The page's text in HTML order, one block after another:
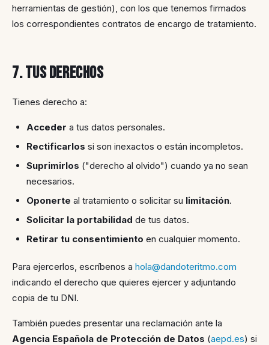
herramientas de gestión), con los que tenemos firmados
los correspondientes contratos de encargo de tratamiento.
7. Tus derechos
Tienes derecho a:
Acceder a tus datos personales.
Rectificarlos si son inexactos o están incompletos.
Suprimirlos ("derecho al olvido") cuando ya no sean
necesarios.
Oponerte al tratamiento o solicitar su limitación.
Solicitar la portabilidad de tus datos.
Retirar tu consentimiento en cualquier momento.
Para ejercerlos, escríbenos a hola@dandoteritmo.com
indicando el derecho que quieres ejercer y adjuntando
copia de tu DNI.
También puedes presentar una reclamación ante la
Agencia Española de Protección de Datos (aepd.es) si